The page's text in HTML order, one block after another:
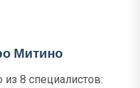
Митино
8 специалистов: